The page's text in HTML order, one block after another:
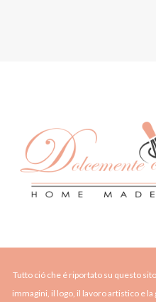
Tutto ció che é riportato su questo
immagini, il logo, il lavoro artistico e